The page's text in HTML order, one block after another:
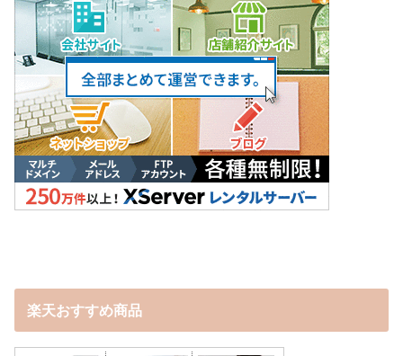
楽天おすすめ商品